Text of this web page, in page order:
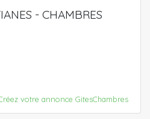
- CHAMBRES
votre annonce GitesChambres